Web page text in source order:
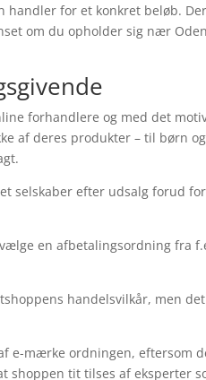
handler for et konkret beløb.
om du opholder sig nær
forhandlere og med det
af deres produkter – til børn
selskaber efter udsalg forud
en afbetalingsordning fra
handelsvilkår, men
e-mærke ordningen, eftersom
shoppen tit tilses af eksperter